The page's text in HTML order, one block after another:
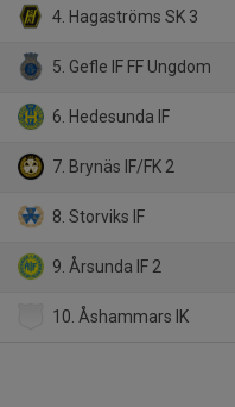
4. Hagaströms SK 3
5. Gefle IF FF Ungdom
6. Hedesunda IF
7. Brynäs IF/FK 2
8. Storviks IF
9. Årsunda IF 2
10. Åshammars IK